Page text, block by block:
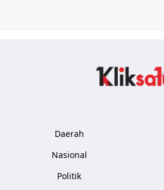
Daerah
Nasional
Politik